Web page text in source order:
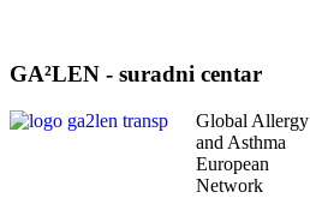
GA²LEN - suradni centar
Global Allergy
and Asthma
European
Network